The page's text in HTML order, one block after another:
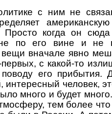
с ним не
Просто когда он
по его вине и не
вещи вначале явно
с какой-то
его прибытия.
интересный человек,
много и будет
тем более что